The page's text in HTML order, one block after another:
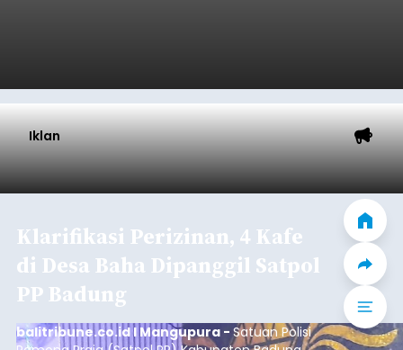
Iklan
Klarifikasi Perizinan, 4 Kafe
di Desa Baha Dipanggil Satpol
PP Badung
balitribune.co.id I Mangupura - Satuan Polisi